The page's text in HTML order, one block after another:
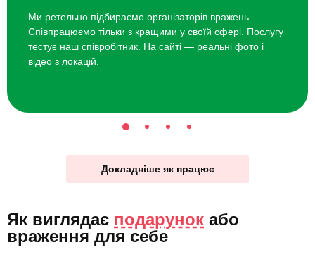
Ми ретельно підбираємо організаторів вражень.
Співпрацюємо тільки з кращими у своїй сфері. Послугу
тестує наш співробітник. На сайті — реальні фото і
відео з локацій.
Докладніше як працює
Як виглядає подарунок або
враження для себе